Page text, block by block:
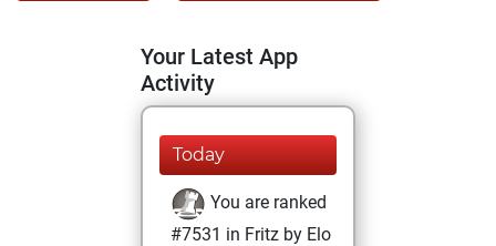
Your Latest App
Activity
Today
You are ranked
#7531 in Fritz by Elo